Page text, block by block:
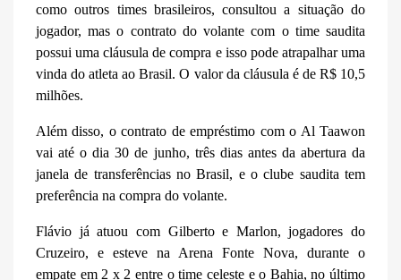
como outros times brasileiros, consultou a situação do
jogador, mas o contrato do volante com o time saudita
possui uma cláusula de compra e isso pode atrapalhar uma
vinda do atleta ao Brasil. O valor da cláusula é de R$ 10,5
milhões.
Além disso, o contrato de empréstimo com o Al Taawon
vai até o dia 30 de junho, três dias antes da abertura da
janela de transferências no Brasil, e o clube saudita tem
preferência na compra do volante.
Flávio já atuou com Gilberto e Marlon, jogadores do
Cruzeiro, e esteve na Arena Fonte Nova, durante o
empate em 2 x 2 entre o time celeste e o Bahia, no último